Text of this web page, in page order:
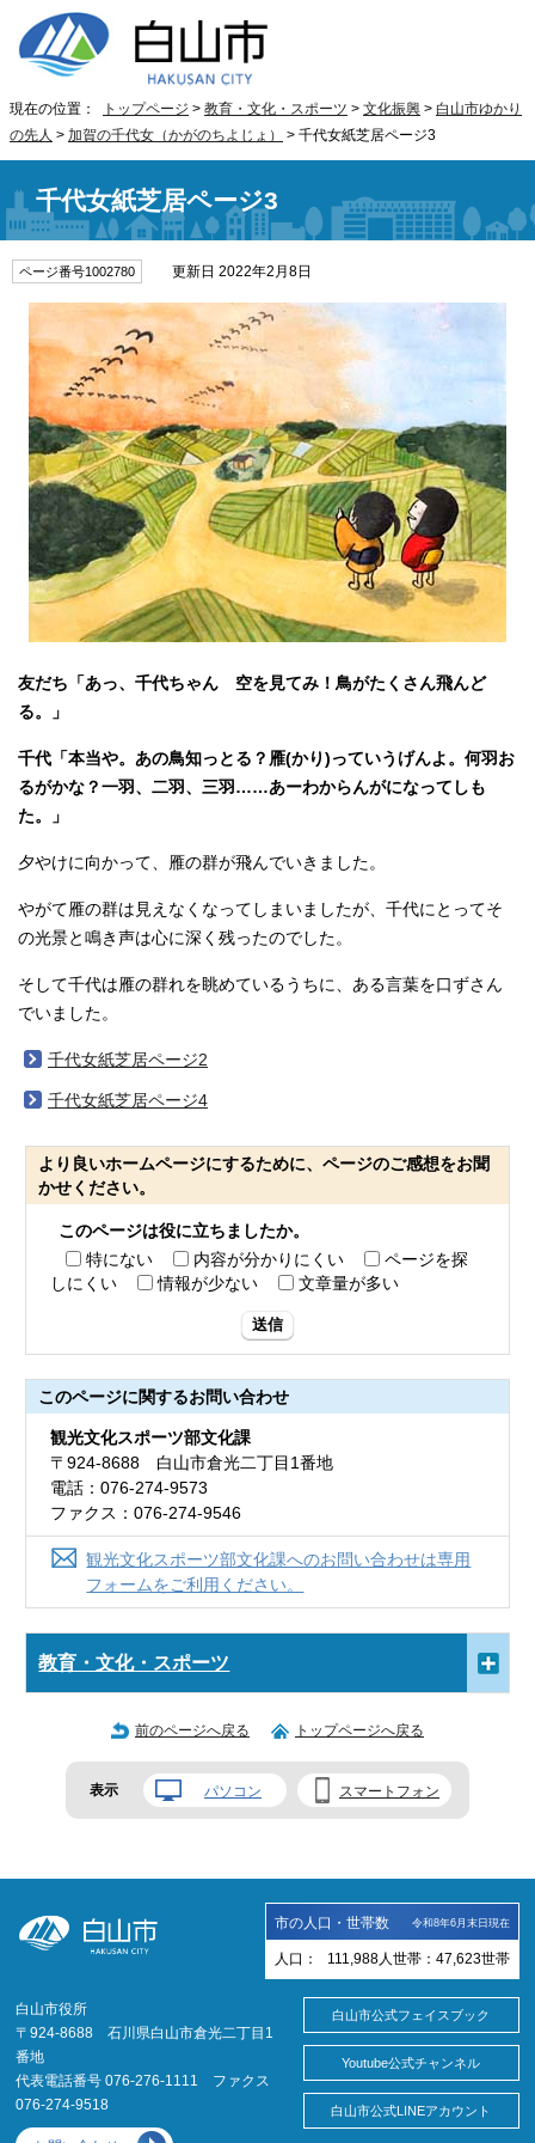
現在の位置： トップページ > 教育・文化・スポーツ > 文化振興 > 白山市ゆかり
の先人 > 加賀の千代女（かがのちよじょ） > 千代女紙芝居ページ3
千代女紙芝居ページ3
ページ番号1002780 更新日 2022年2月8日
友だち「あっ、千代ちゃん 空を見てみ！鳥がたくさん飛んど
る。」
千代「本当や。あの鳥知っとる？雁(かり)っていうげんよ。何羽お
るがかな？一羽、二羽、三羽……あーわからんがになってしも
た。」
夕やけに向かって、雁の群が飛んでいきました。
やがて雁の群は見えなくなってしまいましたが、千代にとってそ
の光景と鳴き声は心に深く残ったのでした。
そして千代は雁の群れを眺めているうちに、ある言葉を口ずさん
でいました。
千代女紙芝居ページ2
千代女紙芝居ページ4
より良いホームページにするために、ページのご感想をお聞
かせください。
このページは役に立ちましたか。
特にない
内容が分かりにくい
ページを探
しにくい
情報が少ない 文章量が多い
送信
このページに関するお問い合わせ
観光文化スポーツ部文化課
〒924-8688 白山市倉光二丁目1番地
電話：076-274-9573
ファクス：076-274-9546
観光文化スポーツ部文化課へのお問い合わせは専用
フォームをご利用ください。
教育・文化・スポーツ
前のページへ戻る トップページへ戻る
表示 パソコン スマートフォン
市の人口・世帯数 令和8年6月末日現在
人口： 111,988 人 世帯： 47,623世帯
白山市役所
〒924-8688 石川県白山市倉光二丁目1
番地
代表電話番号 076-276-1111 ファクス
076-274-9518
白山市公式フェイスブック
Youtube公式チャンネル
白山市公式LINEアカウント